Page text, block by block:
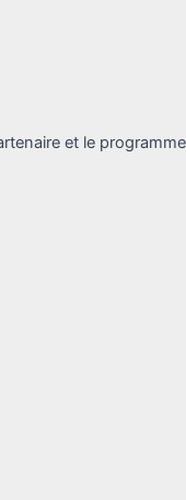
et le programme